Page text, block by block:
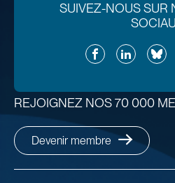
SUIVEZ-NOUS SUR
FacebookLinkedIn
REJOIGNEZ NOS 70 000
Devenir membre